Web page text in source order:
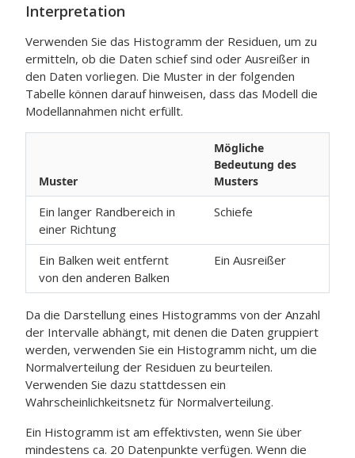
Interpretation
Verwenden Sie das Histogramm der Residuen, um zu
ermitteln, ob die Daten schief sind oder Ausreißer in
den Daten vorliegen. Die Muster in der folgenden
Tabelle können darauf hinweisen, dass das Modell die
Modellannahmen nicht erfüllt.
Muster
Mögliche
Bedeutung des
Musters
Ein langer Randbereich in
einer Richtung
Schiefe
Ein Balken weit entfernt
von den anderen Balken
Ein Ausreißer
Da die Darstellung eines Histogramms von der Anzahl
der Intervalle abhängt, mit denen die Daten gruppiert
werden, verwenden Sie ein Histogramm nicht, um die
Normalverteilung der Residuen zu beurteilen.
Verwenden Sie dazu stattdessen ein
Wahrscheinlichkeitsnetz für Normalverteilung.
Ein Histogramm ist am effektivsten, wenn Sie über
mindestens ca. 20 Datenpunkte verfügen. Wenn die